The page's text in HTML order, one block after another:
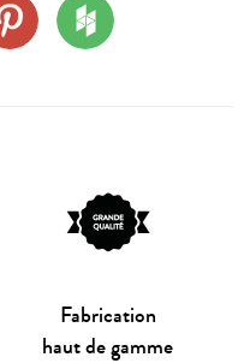
Fabrication
haut de gamme